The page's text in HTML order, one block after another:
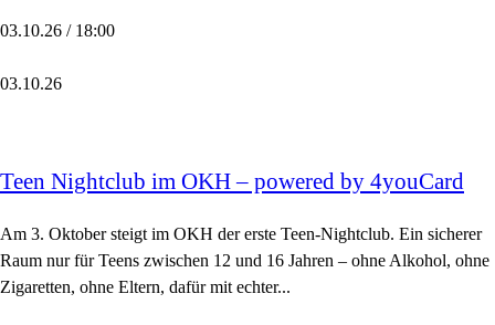
03.10.26 / 18:00
03.10.26
Teen Nightclub im OKH – powered by 4youCard
Am 3. Oktober steigt im OKH der erste Teen-Nightclub. Ein sicherer
Raum nur für Teens zwischen 12 und 16 Jahren – ohne Alkohol, ohne
Zigaretten, ohne Eltern, dafür mit echter...